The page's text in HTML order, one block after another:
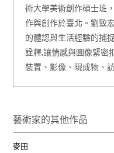
術大學美術創作碩士班
作與創作於臺北。劉致
的體認與生活經驗的捕
詮釋,讓情感與圖像緊密
裝置、影像、現成物、
藝術家的其他作品
麥田